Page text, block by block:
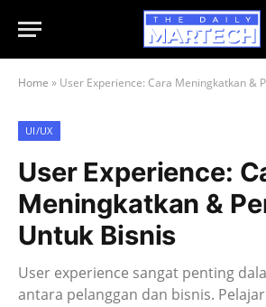
Home » User Experience: Cara Meningkatkan &
UI/UX
User Experience:
Meningkatkan &
Untuk Bisnis
User experience sangat penting
antara pelanggan dan bisnis.